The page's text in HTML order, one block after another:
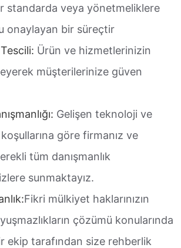
standarda veya yönetmeliklere
onaylayan bir süreçtir
Ürün ve hizmetlerinizin
müşterilerinize güven
Gelişen teknoloji ve
göre firmanız ve
tüm danışmanlık
sunmaktayız.
Fikri mülkiyet haklarınızın
çözümü konularında
ekip tarafından size rehberlik